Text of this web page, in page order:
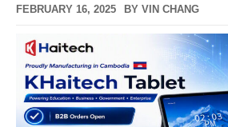
FEBRUARY 16, 2025 BY VIN CHANG